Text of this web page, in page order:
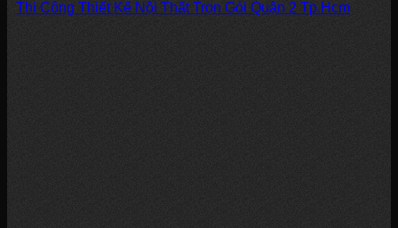
Thi Công Thiết Kế Nội Thất Trọn Gói Quận 2 Tp.Hcm